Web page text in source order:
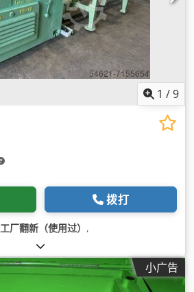
1 /9
拨打
工厂翻新（使用过） ,
小广告